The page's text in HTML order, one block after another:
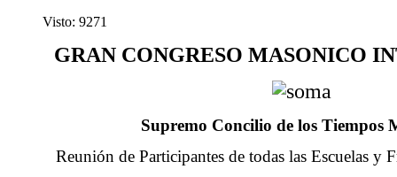
Visto: 9271
GRAN CONGRESO MASONICO
Supremo Concilio de los Tiempos
Reunión de Participantes de todas las Escuelas y